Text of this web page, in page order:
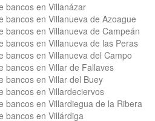
bancos en Villanázar
bancos en Villanueva de Azoague
bancos en Villanueva de Campeán
bancos en Villanueva de las Peras
bancos en Villanueva del Campo
bancos en Villar de Fallaves
bancos en Villar del Buey
bancos en Villardeciervos
bancos en Villardiegua de la Ribera
bancos en Villárdiga